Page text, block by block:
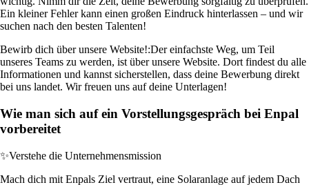
Ein kleiner Fehler kann einen großen Eindruck hinterlassen – und wir
suchen nach den besten Talenten!
Bewirb dich über unsere Website!:Der einfachste Weg, um Teil
unseres Teams zu werden, ist über unsere Website. Dort findest du alle
Informationen und kannst sicherstellen, dass deine Bewerbung direkt
bei uns landet. Wir freuen uns auf deine Unterlagen!
Wie man sich auf ein Vorstellungsgespräch bei Enpal
vorbereitet
✨Verstehe die Unternehmensmission
Mach dich mit Enpals Ziel vertraut, eine Solaranlage auf jedem Dach